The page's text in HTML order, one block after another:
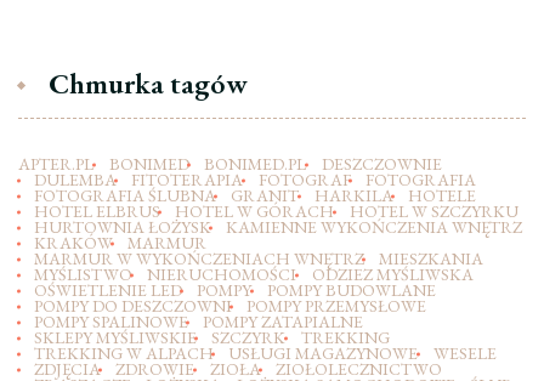
Chmurka tagów
APTER.PL BONIMED BONIMED.PL DESZCZOWNIE
DULEMBA FITOTERAPIA FOTOGRAF FOTOGRAFIA
FOTOGRAFIA ŚLUBNA GRANIT HARKILA HOTELE
HOTEL ELBRUS HOTEL W GÓRACH HOTEL W SZCZYRKU
HURTOWNIA ŁOŻYSK KAMIENNE WYKOŃCZENIA WNĘTRZ
KRAKÓW MARMUR
MARMUR W WYKOŃCZENIACH WNĘTRZ MIESZKANIA
MYŚLISTWO NIERUCHOMOŚCI ODZIEZ MYŚLIWSKA
OŚWIETLENIE LED POMPY POMPY BUDOWLANE
POMPY DO DESZCZOWNI POMPY PRZEMYSŁOWE
POMPY SPALINOWE POMPY ZATAPIALNE
SKLEPY MYŚLIWSKIE SZCZYRK TREKKING
TREKKING W ALPACH USŁUGI MAGAZYNOWE WESELE
ZDJĘCIA ZDROWIE ZIOŁA ZIOŁOLECZNICTWO